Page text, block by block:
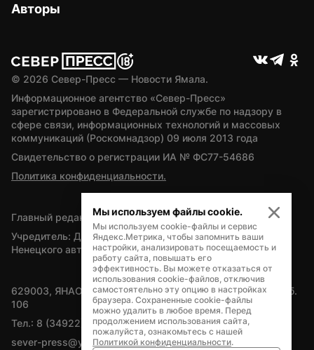
Авторы
© 2026 Север-Пресс — Новости Ямала.
Информационное агентство «Север-Пресс»
зарегистрировано в Федеральной службе по надзору в
сфере связи, информационных технологий и массовых
коммуникаций (Роскомнадзор) 09 июля 2013 года
Свидетельство о регистрации ИА № ФС77-54686
Политика конфиденциальности.
Главный редактор — А.Л. Поздеев
Учредитель: Департамент внутренней политики Ямало-
Ненецкого автономного округа
629003, ЯНАО, Салехард, мкр. Богдана Кнунянца, д.1, каб.
106
Тел.: 8 (34922) 71262
sever-press@yamal-media.ru
Мы используем файлы cookie.
Мы используем cookie-файлы и сервис
Яндекс.Метрика, чтобы запомнить ваши
настройки, анализировать посещаемость и
работу сайта, повышать его
эффективность. Вы можете отказаться от
использования cookie-файлов, отключив
самостоятельно эту опцию в настройках
браузера. Сохраненные cookie-файлы
можно удалить в любое время. Перед
продолжением использования сайта,
пожалуйста, ознакомьтесь с нашей
Политикой конфиденциальности.